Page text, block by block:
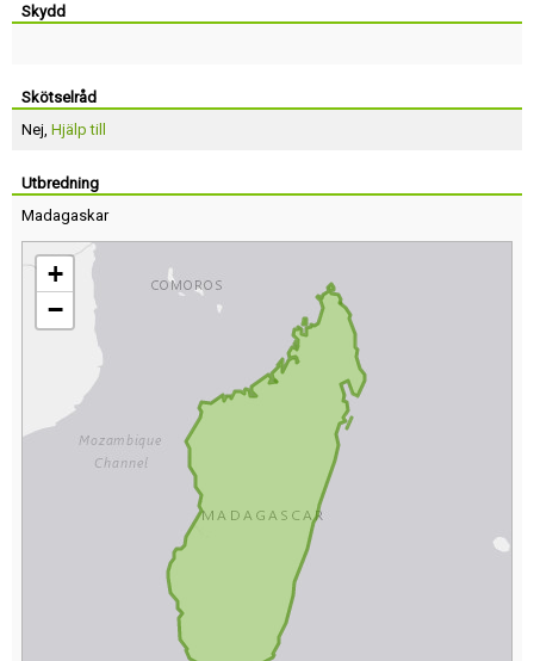
Skydd
Skötselråd
Nej, Hjälp till
Utbredning
Madagaskar
+
−